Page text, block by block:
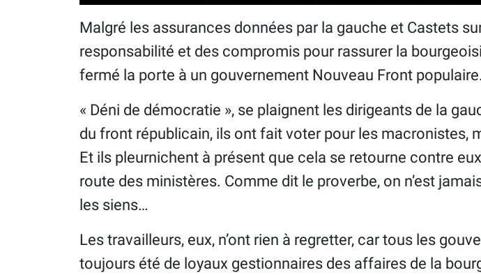
Malgré les assurances données par la gauche et Castets
responsabilité et des compromis pour rassurer la
fermé la porte à un gouvernement Nouveau Front populaire.
« Déni de démocratie », se plaignent les dirigeants de la
du front républicain, ils ont fait voter pour les macronistes,
Et ils pleurnichent à présent que cela se retourne contre
route des ministères. Comme dit le proverbe, on n’est
les siens…
Les travailleurs, eux, n’ont rien à regretter, car tous les
toujours été de loyaux gestionnaires des affaires de la